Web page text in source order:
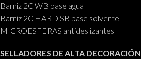
Barniz 2C WB base agua
Barniz 2C HARD SB base solvente
MICROESFERAS antideslizantes
SELLADORES DE ALTA DECORACIÓN